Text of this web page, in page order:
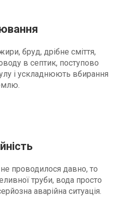
бруд, дрібне сміття,
в септик, поступово
і ускладнюють вбирання
проводилося давно, то
труби, вода просто
аварійна ситуація.